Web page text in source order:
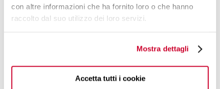
con altre informazioni che ha fornito loro o che hanno
raccolto dal suo utilizzo dei loro servizi.
Mostra dettagli
Accetta tutti i cookie